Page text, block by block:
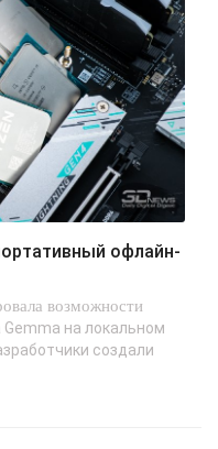
возможности
на локальном
создали